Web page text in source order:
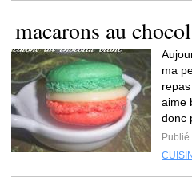
macarons au
ma
aime
donc